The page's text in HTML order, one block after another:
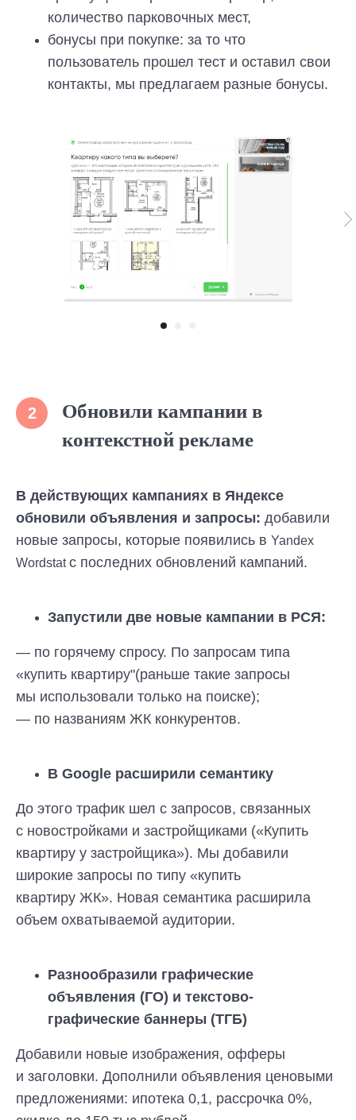
количество парковочных мест,
бонусы при покупке: за то что
пользователь прошел тест и оставил свои
контакты, мы предлагаем разные бонусы.
2
Обновили кампании в
контекстной рекламе
В действующих кампаниях в Яндексе
обновили объявления и запросы: добавили
новые запросы, которые появились в Yandex
Wordstatс последних обновлений кампаний.
Запустили две новые кампании в РСЯ:
— по горячему спросу. По запросам типа
«купить квартиру"(раньше такие запросы
мы использовали только на поиске);
— по названиям ЖК конкурентов.
В Google расширили семантику
До этого трафик шел с запросов, связанных
с новостройками и застройщиками («Купить
квартиру у застройщика»). Мы добавили
широкие запросы по типу «купить
квартиру ЖК». Новая семантика расширила
объем охватываемой аудитории.
Разнообразили графические
объявления (ГО) и текстово-
графические баннеры (ТГБ)
Добавили новые изображения, офферы
и заголовки. Дополнили объявления ценовыми
предложениями: ипотека 0,1, рассрочка 0%,